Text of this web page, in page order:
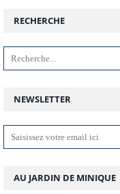
NEWSLETTER
RECHERCHE
AU JARDIN DE MINIQUE